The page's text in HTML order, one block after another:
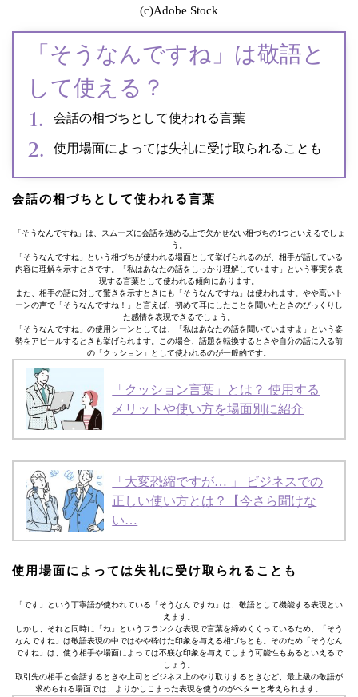
(c)Adobe Stock
「そうなんですね」は敬語と
して使える？
会話の相づちとして使われる言葉
使用場面によっては失礼に受け取られることも
会話の相づちとして使われる言葉
「そうなんですね」は、スムーズに会話を進める上で欠かせない相づちの1つといえるでしょ
う。
「そうなんですね」という相づちが使われる場面として挙げられるのが、相手が話している
内容に理解を示すときです。「私はあなたの話をしっかり理解しています」という事実を表
現する言葉として使われる傾向にあります。
また、相手の話に対して驚きを示すときにも「そうなんですね」は使われます。やや高いト
ーンの声で「そうなんですね！」と言えば、初めて耳にしたことを聞いたときのびっくりし
た感情を表現できるでしょう。
「そうなんですね」の使用シーンとしては、「私はあなたの話を聞いていますよ」という姿
勢をアピールするときも挙げられます。この場合、話題を転換するときや自分の話に入る前
の「クッション」として使われるのが一般的です。
「クッション言葉」とは？ 使用する
メリットや使い方を場面別に紹介
「大変恐縮ですが… 」 ビジネスでの
正しい使い方とは？【今さら聞けな
い…
使用場面によっては失礼に受け取られることも
「です」という丁寧語が使われている「そうなんですね」は、敬語として機能する表現とい
えます。
しかし、それと同時に「ね」というフランクな表現で言葉を締めくくっているため、「そう
なんですね」は敬語表現の中ではやや砕けた印象を与える相づちとも。そのため「そうなん
ですね」は、使う相手や場面によっては不躾な印象を与えてしまう可能性もあるといえるで
しょう。
取引先の相手と会話するときや上司とビジネス上のやり取りするときなど、最上級の敬語が
求められる場面では、よりかしこまった表現を使うのがベターと考えられます。